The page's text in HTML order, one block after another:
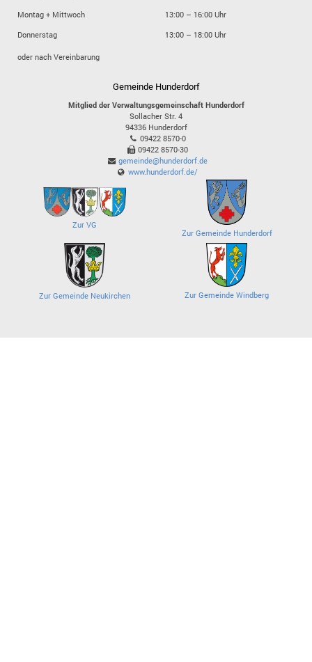
Montag + Mittwoch
13:00 – 16:00 Uhr
Donnerstag
13:00 – 18:00 Uhr
oder nach Vereinbarung
Gemeinde Hunderdorf
Mitglied der Verwaltungsgemeinschaft Hunderdorf
Sollacher Str. 4
94336 Hunderdorf
09422 8570-0
09422 8570-30
gemeinde@hunderdorf.de
www.hunderdorf.de/
Zur VG
Zur Gemeinde Hunderdorf
Zur Gemeinde Neukirchen Zur Gemeinde Windberg